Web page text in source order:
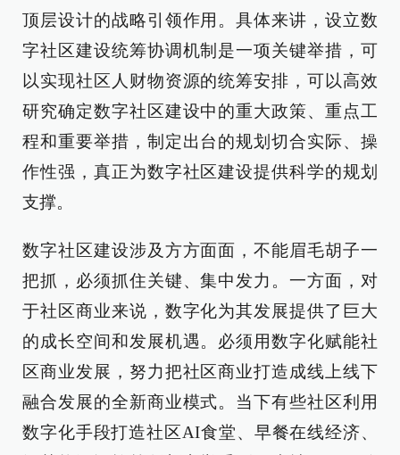
顶层设计的战略引领作用。具体来讲，设立数
字社区建设统筹协调机制是一项关键举措，可
以实现社区人财物资源的统筹安排，可以高效
研究确定数字社区建设中的重大政策、重点工
程和重要举措，制定出台的规划切合实际、操
作性强，真正为数字社区建设提供科学的规划
支撑。
数字社区建设涉及方方面面，不能眉毛胡子一
把抓，必须抓住关键、集中发力。一方面，对
于社区商业来说，数字化为其发展提供了巨大
的成长空间和发展机遇。必须用数字化赋能社
区商业发展，努力把社区商业打造成线上线下
融合发展的全新商业模式。当下有些社区利用
数字化手段打造社区AI食堂、早餐在线经济、